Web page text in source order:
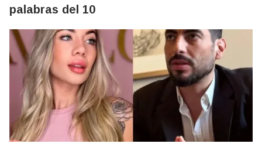
palabras del 10